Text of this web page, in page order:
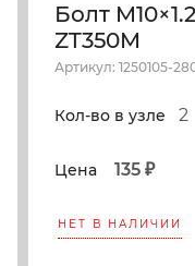
Болт
ZT350M
Артикул: 1250105-
Кол-во в узле 2
Цена 135 ₽
НЕТ В НАЛИЧИИ